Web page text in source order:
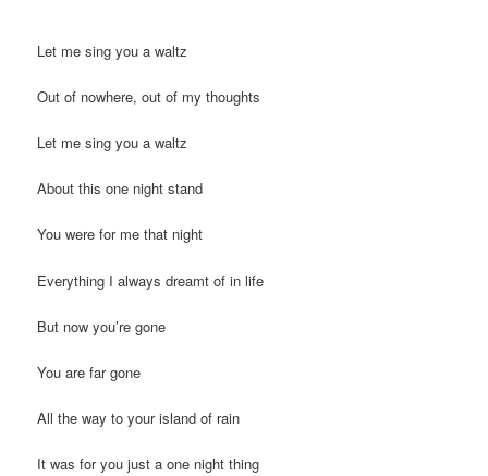
Let me sing you a waltz
Out of nowhere, out of my thoughts
Let me sing you a waltz
About this one night stand
You were for me that night
Everything I always dreamt of in life
But now you’re gone
You are far gone
All the way to your island of rain
It was for you just a one night thing